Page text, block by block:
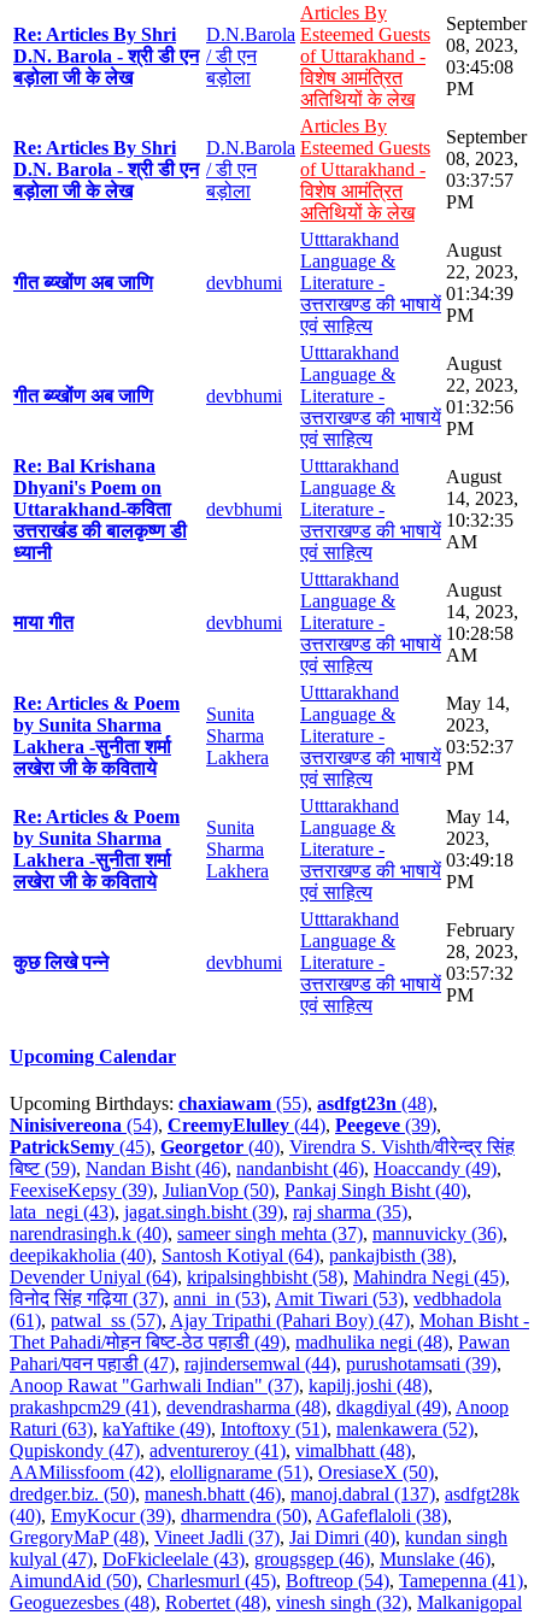
Re: Articles By Shri
D.N. Barola - श्री डी एन
बड़ोला जी के लेख
D.N.Barola
/ डी एन
बड़ोला
Articles By
Esteemed Guests
of Uttarakhand -
विशेष आमंत्रित
अतिथियों के लेख
September
08, 2023,
03:45:08
PM
Re: Articles By Shri
D.N. Barola - श्री डी एन
बड़ोला जी के लेख
D.N.Barola
/ डी एन
बड़ोला
Articles By
Esteemed Guests
of Uttarakhand -
विशेष आमंत्रित
अतिथियों के लेख
September
08, 2023,
03:37:57
PM
गीत ब्य्खोंण अब जाणि devbhumi
Utttarakhand
Language &
Literature -
उत्तराखण्ड की भाषायें
एवं साहित्य
August
22, 2023,
01:34:39
PM
गीत ब्य्खोंण अब जाणि devbhumi
Utttarakhand
Language &
Literature -
उत्तराखण्ड की भाषायें
एवं साहित्य
August
22, 2023,
01:32:56
PM
Re: Bal Krishana
Dhyani's Poem on
Uttarakhand-कविता
उत्तराखंड की बालकृष्ण डी
ध्यानी
devbhumi
Utttarakhand
Language &
Literature -
उत्तराखण्ड की भाषायें
एवं साहित्य
August
14, 2023,
10:32:35
AM
माया गीत devbhumi
Utttarakhand
Language &
Literature -
उत्तराखण्ड की भाषायें
एवं साहित्य
August
14, 2023,
10:28:58
AM
Re: Articles & Poem
by Sunita Sharma
Lakhera -सुनीता शर्मा
लखेरा जी के कविताये
Sunita
Sharma
Lakhera
Utttarakhand
Language &
Literature -
उत्तराखण्ड की भाषायें
एवं साहित्य
May 14,
2023,
03:52:37
PM
Re: Articles & Poem
by Sunita Sharma
Lakhera -सुनीता शर्मा
लखेरा जी के कविताये
Sunita
Sharma
Lakhera
Utttarakhand
Language &
Literature -
उत्तराखण्ड की भाषायें
एवं साहित्य
May 14,
2023,
03:49:18
PM
कुछ लिखे पन्ने devbhumi
Utttarakhand
Language &
Literature -
उत्तराखण्ड की भाषायें
एवं साहित्य
February
28, 2023,
03:57:32
PM
Upcoming Calendar
Upcoming Birthdays: chaxiawam (55), asdfgt23n (48),
Ninisivereona (54), CreemyElulley (44), Peegeve (39),
PatrickSemy (45), Georgetor (40), Virendra S. Vishth/वीरेन्द्र सिंह
बिष्ट (59), Nandan Bisht (46), nandanbisht (46), Hoaccandy (49),
FeexiseKepsy (39), JulianVop (50), Pankaj Singh Bisht (40),
lata_negi (43), jagat.singh.bisht (39), raj sharma (35),
narendrasingh.k (40), sameer singh mehta (37), mannuvicky (36),
deepikakholia (40), Santosh Kotiyal (64), pankajbisth (38),
Devender Uniyal (64), kripalsinghbisht (58), Mahindra Negi (45),
विनोद सिंह गढ़िया (37), anni_in (53), Amit Tiwari (53), vedbhadola
(61), patwal_ss (57), Ajay Tripathi (Pahari Boy) (47), Mohan Bisht -
Thet Pahadi/मोहन बिष्ट-ठेठ पहाडी (49), madhulika negi (48), Pawan
Pahari/पवन पहाडी (47), rajindersemwal (44), purushotamsati (39),
Anoop Rawat "Garhwali Indian" (37), kapilj.joshi (48),
prakashpcm29 (41), devendrasharma (48), dkagdiyal (49), Anoop
Raturi (63), kaYaftike (49), Intoftoxy (51), malenkawera (52),
Qupiskondy (47), adventureroy (41), vimalbhatt (48),
AAMilissfoom (42), elollignarame (51), OresiaseX (50),
dredger.biz. (50), manesh.bhatt (46), manoj.dabral (137), asdfgt28k
(40), EmyKocur (39), dharmendra (50), AGafeflaloli (38),
GregoryMaP (48), Vineet Jadli (37), Jai Dimri (40), kundan singh
kulyal (47), DoFkicleelale (43), grougsgep (46), Munslake (46),
AimundAid (50), Charlesmurl (45), Boftreop (54), Tamepenna (41),
Geoguezesbes (48), Robertet (48), vinesh singh (32), Malkanigopal